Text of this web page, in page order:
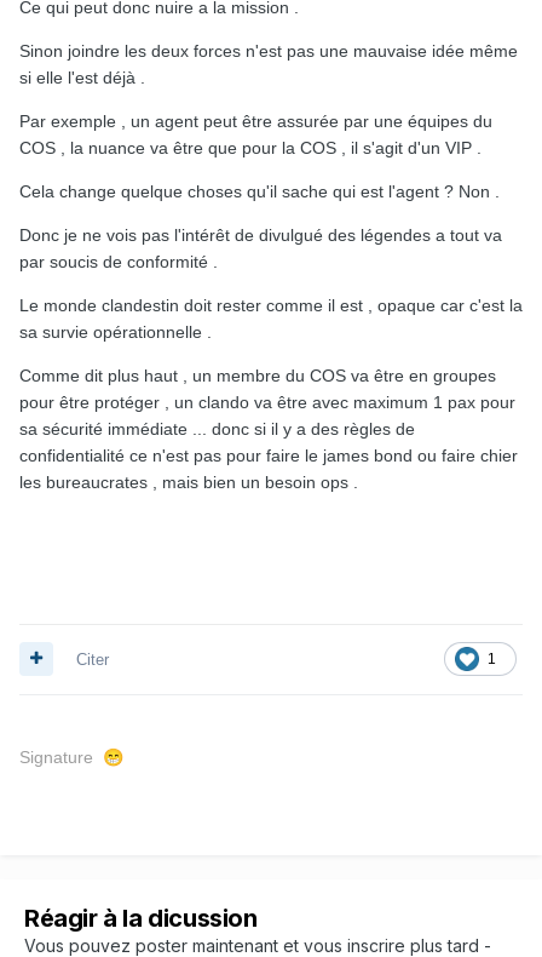
Ce qui peut donc nuire a la mission .
Sinon joindre les deux forces n'est pas une mauvaise idée même
si elle l'est déjà .
Par exemple , un agent peut être assurée par une équipes du
COS , la nuance va être que pour la COS , il s'agit d'un VIP .
Cela change quelque choses qu'il sache qui est l'agent ? Non .
Donc je ne vois pas l'intérêt de divulgué des légendes a tout va
par soucis de conformité .
Le monde clandestin doit rester comme il est , opaque car c'est la
sa survie opérationnelle .
Comme dit plus haut , un membre du COS va être en groupes
pour être protéger , un clando va être avec maximum 1 pax pour
sa sécurité immédiate ... donc si il y a des règles de
confidentialité ce n'est pas pour faire le james bond ou faire chier
les bureaucrates , mais bien un besoin ops .
1
Citer
Signature 😁
Réagir à la dicussion
Vous pouvez poster maintenant et vous inscrire plus tard -